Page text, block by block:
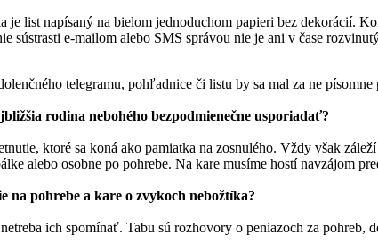
je list napísaný na bielom jednoduchom papieri bez dekorácií.
sústrasti e-mailom alebo SMS správou nie je ani v čase
telegramu, pohľadnice či listu by sa mal za ne
rodina nebohého bezpodmienečne usporiadať?
ktoré sa koná ako pamiatka na zosnulého. Vždy však
alebo osobne po pohrebe. Na kare musíme hostí navzájom
na pohrebe a kare o zvykoch nebožtíka?
ich spomínať. Tabu sú rozhovory o peniazoch za pohreb,